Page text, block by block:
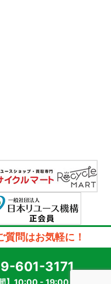
委員会
名：株式会社オレンジライ
：株式会社オレンジライン
reseved.
問はお気軽に！
601-3171
間】10:00 - 19:00